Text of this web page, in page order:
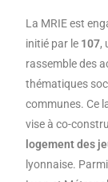
La MRIE est
initié par le 107,
rassemble des
thématiques
communes. Ce
vise à co-
logement des
lyonnaise.